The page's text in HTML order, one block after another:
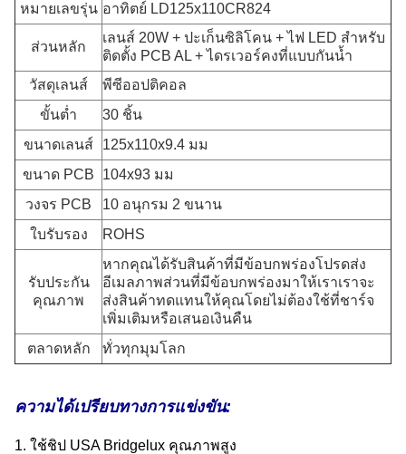
หมายเลขรุ่น อาทิตย์ LD125x110CR824
ส่วนหลัก
เลนส์ 20W + ปะเก็นซิลิโคน + ไฟ LED สำหรับ
ติดตั้ง PCB AL + ไดรเวอร์คงที่แบบกันน้ำ
วัสดุเลนส์
พีซีออปติคอล
ขั้นต่ำ
30 ชิ้น
ขนาดเลนส์
125x110x9.4 มม
ขนาด PCB
104x93 มม
วงจร PCB
10 อนุกรม 2 ขนาน
ใบรับรอง
ROHS
รับประกัน
คุณภาพ
หากคุณได้รับสินค้าที่มีข้อบกพร่องโปรดส่ง
อีเมลภาพส่วนที่มีข้อบกพร่องมาให้เราเราจะ
ส่งสินค้าทดแทนให้คุณโดยไม่ต้องใช้ที่ชาร์จ
เพิ่มเติมหรือเสนอเงินคืน
ตลาดหลัก
ทั่วทุกมุมโลก
ความได้เปรียบทางการแข่งขัน:
1. ใช้ชิป USA Bridgelux คุณภาพสูง